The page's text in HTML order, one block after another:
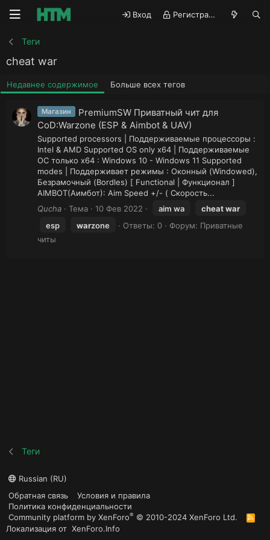
Вход Регистрация
Теги
cheat war
Недавнее содержимое Больше всех тегов
Магазин
PremiumSW Приватный чит для
CoD:Warzone (ESP & Aimbot & UAV)
Supported processors | Поддерживаемые процессоры :
Intel & AMD Supported OS only x64 | Поддерживаемые
ОС только x64 : Windows 10 - Windows 11 Supported
modes | Поддерживает режимы : Оконный (Windowed),
Безрамочный (Bordles) [ Functional | Функционал ]
AIMBOT(Аимбот): Aim Speed +/- ( Скорость...
Qucha
Тема 10 Фев 2022 aim wa cheatwar
esp
warzone Ответы: 0 Форум: Приватные
читы
Теги
Russian (RU)
Обратная связь
Условия и правила
Политика конфиденциальности
Community platform by XenForo® © 2010-2024 XenForo Ltd.
R
S
Локализация от XenForo.Info